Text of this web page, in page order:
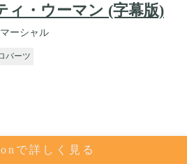
ィ・ウーマン (字幕版)
ーシャル
バーツ
で詳しく見る